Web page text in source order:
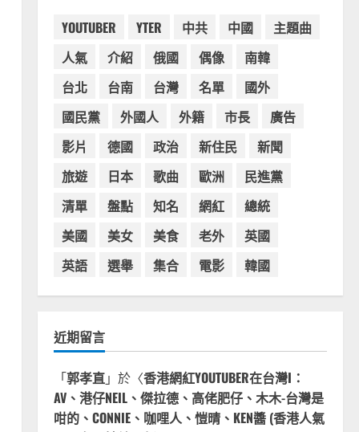
客大排長龍
3
獨家！芭比珍奶！珍珠奶茶飲
料BARBIE芭比娃娃肯尼電影聯
名網友官方影片！日出茶太
CHATIME澳洲限定活動
2023-08-03
台灣餐飲在全球
波蘭人愛喝珍奶！珍珠奶茶店
在波蘭受歡迎，波霸奶茶門市
顧客大排長龍，網紅宣傳華沙
2023-07-15
5
隊人潮影片盤點
2023-06-13
YOUTUBER YTER 中共 中國
主題曲
人氣
介紹 俄國 偶像
南韓
台北
台南 台灣 名單
國外
國民黨
外國人 外籍 市長
廣告
影片
德國 政治 新住民
新聞
旅遊
日本 歌曲 歐洲
民進黨
清單
盤點 知名 網紅
總統
美國
美女 美食 老外
英國
英語
選舉 集合 電影 韓國
近期留言
「郭孝直」於〈香港網紅YOUTUBER在台灣I：
AV、港仔NEIL、傑拉德、高佬肥仔、木木-台灣是
咁的、CONNIE、咖哩人、愷晴、KEN醬 (香港人氣